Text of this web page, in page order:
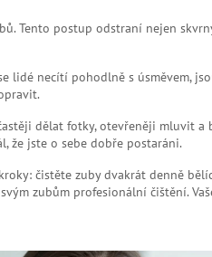
Tento postup odstraní nejen
lidé necítí pohodlně s úsměvem,
dělat fotky, otevřeněji mluvit a
že jste o sebe dobře postaráni.
čistěte zuby dvakrát denně
zubům profesionální čištění.